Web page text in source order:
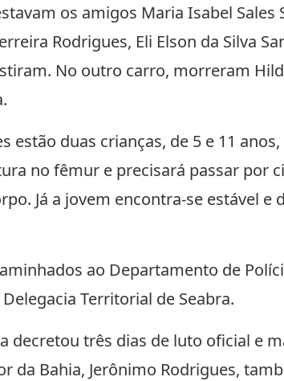
os amigos Maria Isabel Sales
Rodrigues, Eli Elson da Silva
No outro carro, morreram
estão duas crianças, de 5 e 11
no fêmur e precisará passar por
Já a jovem encontra-se estável
ao Departamento de
Territorial de Seabra.
decretou três dias de luto oficial e
da Bahia, Jerônimo Rodrigues,